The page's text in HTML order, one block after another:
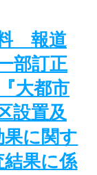
報道
部訂正
大都市
設置及
果に関す
結果に係